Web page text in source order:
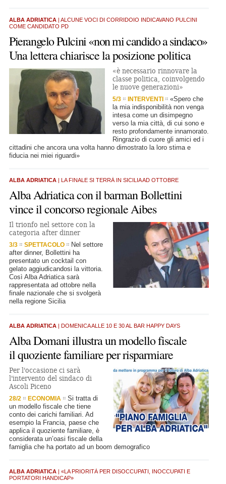
ALBA ADRIATICA | ALCUNE VOCI DI CORRIDOIO INDICAVANO PULCINI
COME CANDIDATO PD
Pierangelo Pulcini «non mi candido a sindaco»
Una lettera chiarisce la posizione politica
«è necessario rinnovare la
classe politica, coinvolgendo
le nuove generazioni»
5/3 INTERVENTI
«Spero che
la mia indisponibilità non venga
intesa come un disimpegno
verso la mia città, di cui sono e
resto profondamente innamorato.
Ringrazio di cuore gli amici ed i
cittadini che ancora una volta hanno dimostrato la loro stima e
fiducia nei miei riguardi»
ALBA ADRIATICA | LA FINALE SI TERRÀ IN SICILIA AD OTTOBRE
Alba Adriatica con il barman Bollettini
vince il concorso regionale Aibes
Il trionfo nel settore con la
categoria after dinner
3/3 SPETTACOLO
Nel settore
after dinner, Bollettini ha
presentato un cocktail con
gelato aggiudicandosi la vittoria.
Così Alba Adriatica sarà
rappresentata ad ottobre nella
finale nazionale che si svolgerà
nella regione Sicilia
ALBA ADRIATICA | DOMENICA ALLE 10 E 30 AL BAR HAPPY DAYS
Alba Domani illustra un modello fiscale
il quoziente familiare per risparmiare
Per l'occasione ci sarà
l'intervento del sindaco di
Ascoli Piceno
28/2 ECONOMIA
Si tratta di
un modello fiscale che tiene
conto dei carichi familiari. Ad
esempio la Francia, paese che
applica il quoziente familiare, è
considerata un’oasi fiscale della
famiglia che ha portato ad un boom demografico
ALBA ADRIATICA | «LA PRIORITÀ PER DISOCCUPATI, INOCCUPATI E
PORTATORI HANDICAP»